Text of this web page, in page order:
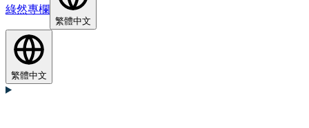
綠然專欄
繁體中文
繁體中文